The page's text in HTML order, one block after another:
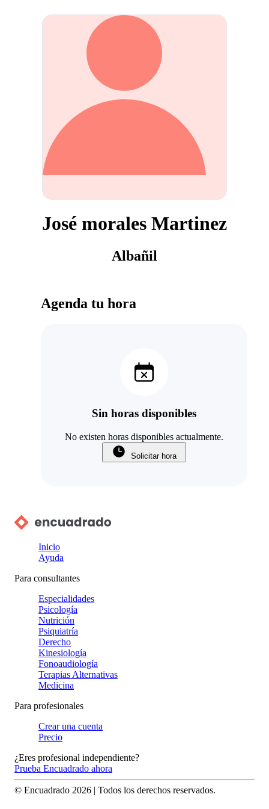
José morales Martinez
Albañil
Agenda tu hora
Sin horas disponibles
No existen horas disponibles actualmente.
Solicitar hora
Inicio
Ayuda
Para consultantes
Especialidades
Psicología
Nutrición
Psiquiatría
Derecho
Kinesiología
Fonoaudiología
Terapias Alternativas
Medicina
Para profesionales
Crear una cuenta
Precio
¿Eres profesional independiente?
Prueba Encuadrado ahora
© Encuadrado 2026 | Todos los derechos reservados.